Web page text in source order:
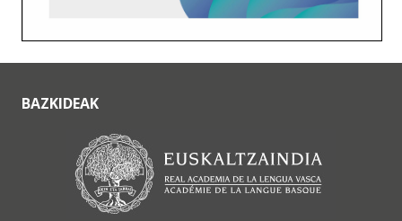
BAZKIDEAK